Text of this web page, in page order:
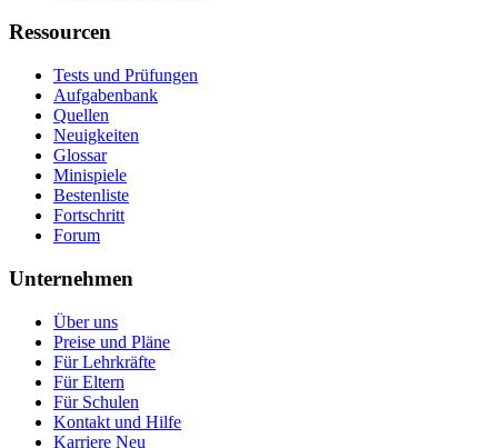
Ressourcen
Tests und Prüfungen
Aufgabenbank
Quellen
Neuigkeiten
Glossar
Minispiele
Bestenliste
Fortschritt
Forum
Unternehmen
Über uns
Preise und Pläne
Für Lehrkräfte
Für Eltern
Für Schulen
Kontakt und Hilfe
Karriere Neu